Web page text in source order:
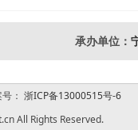
承办单位：
： 浙ICP备13000515号-6
All Rights Reserved.